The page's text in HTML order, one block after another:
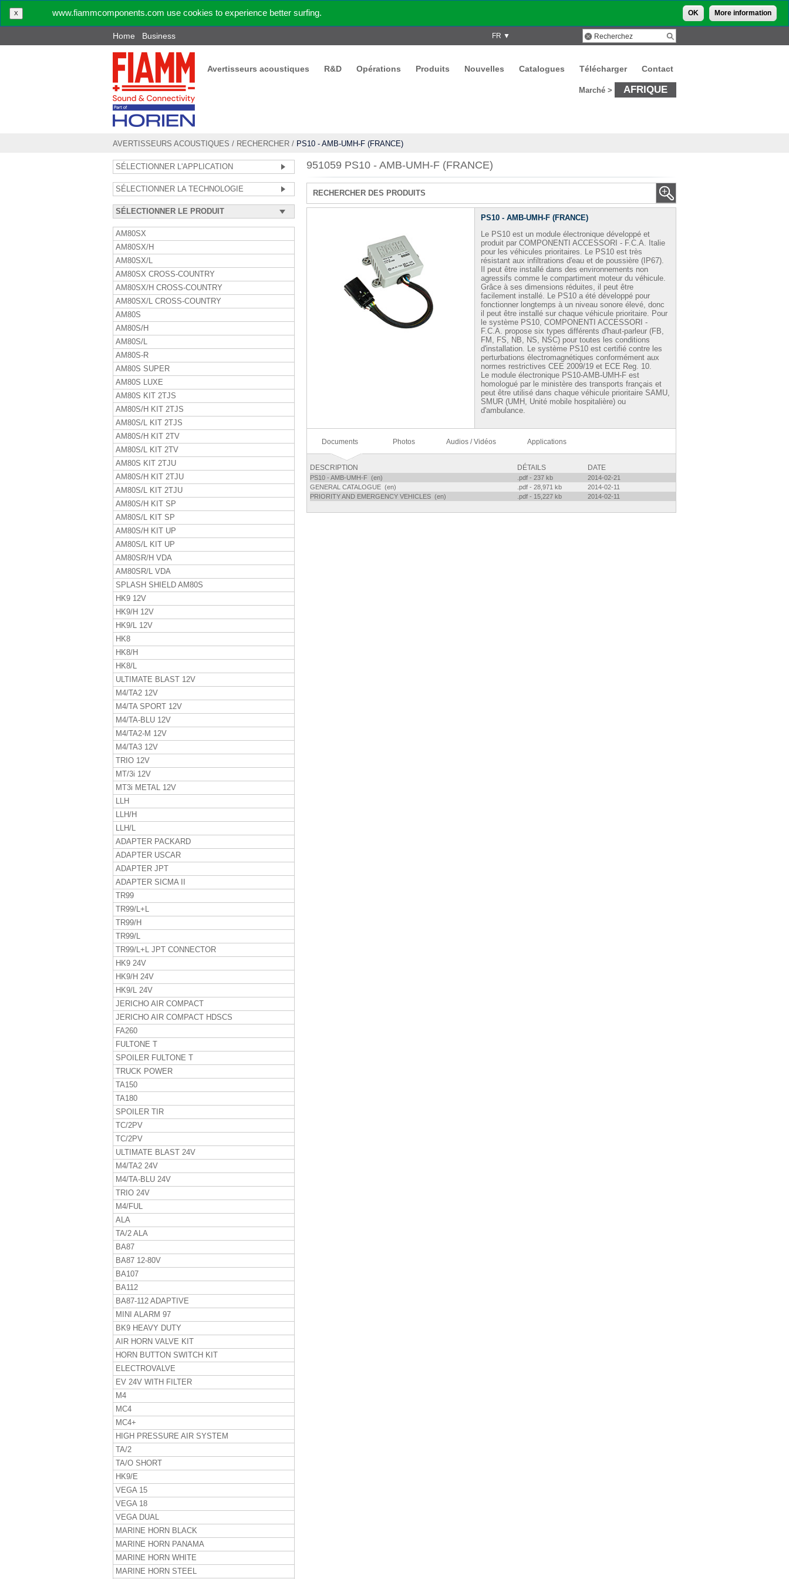
X www.fiammcomponents.com use cookies to experience better surfing. OK More information
FR ▼
Home Business
Avertisseurs acoustiques R&D Opérations Produits Nouvelles Catalogues Télécharger Contact
Marché > AFRIQUE
AVERTISSEURS ACOUSTIQUES / RECHERCHER / PS10 - AMB-UMH-F (FRANCE)
SÉLECTIONNER L'APPLICATION
SÉLECTIONNER LA TECHNOLOGIE
SÉLECTIONNER LE PRODUIT
AM80SX
AM80SX/H
AM80SX/L
AM80SX CROSS-COUNTRY
AM80SX/H CROSS-COUNTRY
AM80SX/L CROSS-COUNTRY
AM80S
AM80S/H
AM80S/L
AM80S-R
AM80S SUPER
AM80S LUXE
AM80S KIT 2TJS
AM80S/H KIT 2TJS
AM80S/L KIT 2TJS
AM80S/H KIT 2TV
AM80S/L KIT 2TV
AM80S KIT 2TJU
AM80S/H KIT 2TJU
AM80S/L KIT 2TJU
AM80S/H KIT SP
AM80S/L KIT SP
AM80S/H KIT UP
AM80S/L KIT UP
AM80SR/H VDA
AM80SR/L VDA
SPLASH SHIELD AM80S
HK9 12V
HK9/H 12V
HK9/L 12V
HK8
HK8/H
HK8/L
ULTIMATE BLAST 12V
M4/TA2 12V
M4/TA SPORT 12V
M4/TA-BLU 12V
M4/TA2-M 12V
M4/TA3 12V
TRIO 12V
MT/3i 12V
MT3i METAL 12V
LLH
LLH/H
LLH/L
ADAPTER PACKARD
ADAPTER USCAR
ADAPTER JPT
ADAPTER SICMA II
TR99
TR99/L+L
TR99/H
TR99/L
TR99/L+L JPT CONNECTOR
HK9 24V
HK9/H 24V
HK9/L 24V
JERICHO AIR COMPACT
JERICHO AIR COMPACT HDSCS
FA260
FULTONE T
SPOILER FULTONE T
TRUCK POWER
TA150
TA180
SPOILER TIR
TC/2PV
TC/2PV
ULTIMATE BLAST 24V
M4/TA2 24V
M4/TA-BLU 24V
TRIO 24V
M4/FUL
ALA
TA/2 ALA
BA87
BA87 12-80V
BA107
BA112
BA87-112 ADAPTIVE
MINI ALARM 97
BK9 HEAVY DUTY
AIR HORN VALVE KIT
HORN BUTTON SWITCH KIT
ELECTROVALVE
EV 24V WITH FILTER
M4
MC4
MC4+
HIGH PRESSURE AIR SYSTEM
TA/2
TA/O SHORT
HK9/E
VEGA 15
VEGA 18
VEGA DUAL
MARINE HORN BLACK
MARINE HORN PANAMA
MARINE HORN WHITE
MARINE HORN STEEL
951059 PS10 - AMB-UMH-F (FRANCE)
RECHERCHER DES PRODUITS
PS10 - AMB-UMH-F (FRANCE)
Le PS10 est un module électronique développé et
produit par COMPONENTI ACCESSORI - F.C.A. Italie
pour les véhicules prioritaires. Le PS10 est très
résistant aux infiltrations d'eau et de poussière (IP67).
Il peut être installé dans des environnements non
agressifs comme le compartiment moteur du véhicule.
Grâce à ses dimensions réduites, il peut être
facilement installé. Le PS10 a été développé pour
fonctionner longtemps à un niveau sonore élevé, donc
il peut être installé sur chaque véhicule prioritaire. Pour
le système PS10, COMPONENTI ACCESSORI -
F.C.A. propose six types différents d'haut-parleur (FB,
FM, FS, NB, NS, NSC) pour toutes les conditions
d'installation. Le système PS10 est certifié contre les
perturbations électromagnétiques conformément aux
normes restrictives CEE 2009/19 et ECE Reg. 10.
Le module électronique PS10-AMB-UMH-F est
homologué par le ministère des transports français et
peut être utilisé dans chaque véhicule prioritaire SAMU,
SMUR (UMH, Unité mobile hospitalière) ou
d'ambulance.
Documents Photos Audios / Vidéos Applications
DESCRIPTION DÉTAILS DATE
PS10 - AMB-UMH-F (en) .pdf - 237 kb
2014-02-21
GENERAL CATALOGUE (en)
.pdf - 28,971 kb
2014-02-11
PRIORITY AND EMERGENCY VEHICLES (en)
.pdf - 15,227 kb 2014-02-11